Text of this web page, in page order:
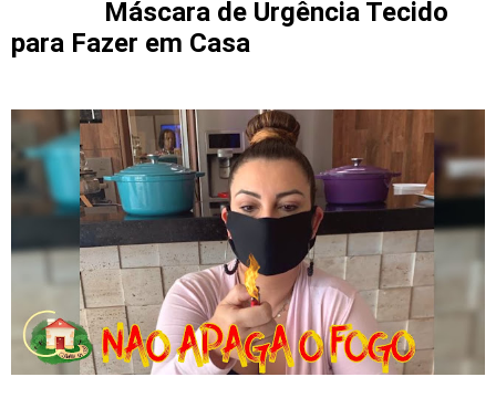
Máscara de Urgência Tecido
para Fazer em Casa